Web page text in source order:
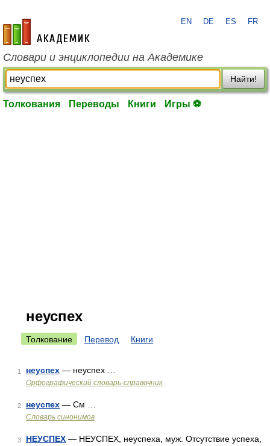
academic.ru
EN DE ES FR
Словари и энциклопедии на Академике
Найти!
Толкования Переводы Книги Игры ⚽
неуспех
Толкование Перевод Книги
1 неуспех — неуспех …
Орфографический словарь-справочник
2 неуспех — См …
Словарь синонимов
3 НЕУСПЕХ — НЕУСПЕХ, неуспеха, муж. Отсутствие успеха,